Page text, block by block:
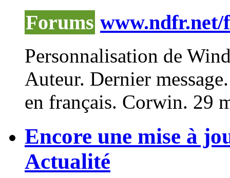
Forums
Personnalisation de
Auteur. Dernier
en français. Corwin. 29
Encore une mise à
Actualité